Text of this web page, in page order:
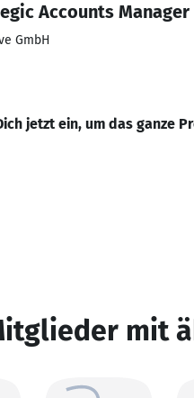
Accounts Manager
GmbH
jetzt ein, um das ganze
mit